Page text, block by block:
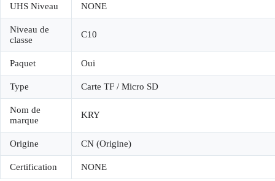
UHS Niveau NONE
Niveau de
classe
C10
Paquet Oui
Type Carte TF / Micro SD
Nom de
marque
KRY
Origine CN (Origine)
Certification NONE